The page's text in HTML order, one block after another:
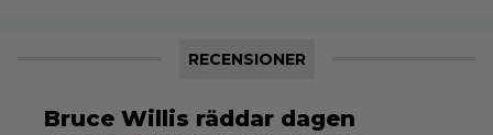
RECENSIONER
Bruce Willis räddar dagen